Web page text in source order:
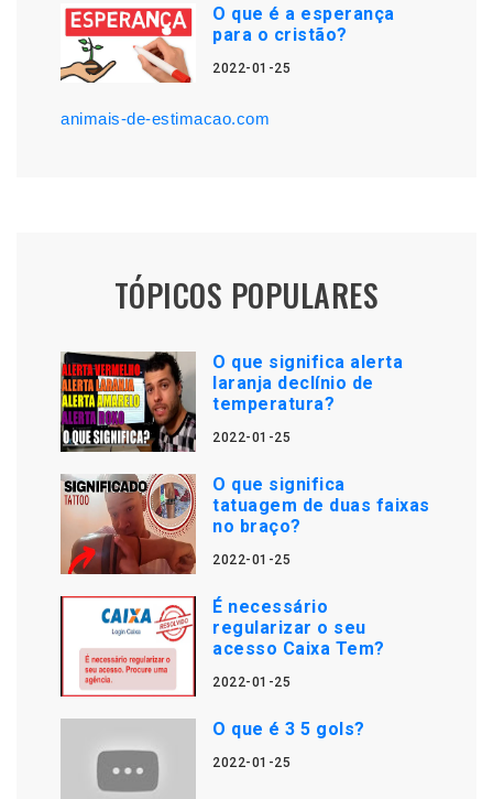
O que é a esperança
para o cristão?
2022-01-25
animais-de-estimacao.com
TÓPICOS POPULARES
O que significa alerta
laranja declínio de
temperatura?
2022-01-25
O que significa
tatuagem de duas faixas
no braço?
2022-01-25
É necessário
regularizar o seu
acesso Caixa Tem?
2022-01-25
O que é 3 5 gols?
2022-01-25